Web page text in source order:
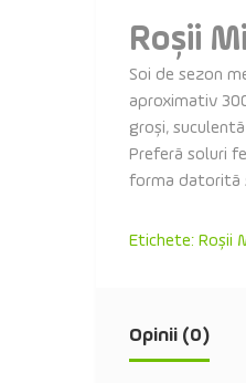
Roșii
Soi de sezon
aproximativ
groși,
Preferă soluri
forma datorită
Etichete: Roșii
Opinii (0)